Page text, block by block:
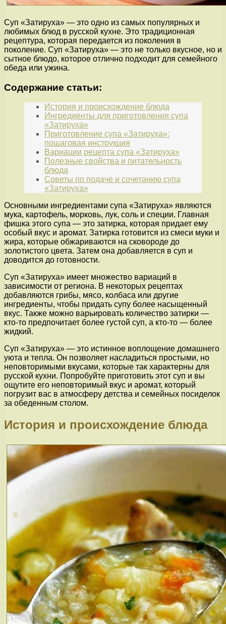
Суп «Затируха» — это одно из самых популярных и
любимых блюд в русской кухне. Это традиционная
рецептура, которая передается из поколения в
поколение. Суп «Затируха» — это не только вкусное, но и
сытное блюдо, которое отлично подходит для семейного
обеда или ужина.
Содержание статьи:
История и происхождение блюда
Ингредиенты для приготовления супа
«Затируха»
Приготовление супа «Затируха»:
пошаговая инструкция
Вариации рецепта супа «Затируха»
Полезные свойства и питательность
блюда
Советы по подаче и сочетанию супа
«Затируха»
Основными ингредиентами супа «Затируха» являются
мука, картофель, морковь, лук, соль и специи. Главная
фишка этого супа — это затирка, которая придает ему
особый вкус и аромат. Затирка готовится из смеси муки и
жира, которые обжариваются на сковороде до
золотистого цвета. Затем она добавляется в суп и
доводится до готовности.
Суп «Затируха» имеет множество вариаций в
зависимости от региона. В некоторых рецептах
добавляются грибы, мясо, колбаса или другие
ингредиенты, чтобы придать супу более насыщенный
вкус. Также можно варьировать количество затирки —
кто-то предпочитает более густой суп, а кто-то — более
жидкий.
Суп «Затируха» — это истинное воплощение домашнего
уюта и тепла. Он позволяет насладиться простыми, но
неповторимыми вкусами, которые так характерны для
русской кухни. Попробуйте приготовить этот суп и вы
ощутите его неповторимый вкус и аромат, который
погрузит вас в атмосферу детства и семейных посиделок
за обеденным столом.
История и происхождение блюда